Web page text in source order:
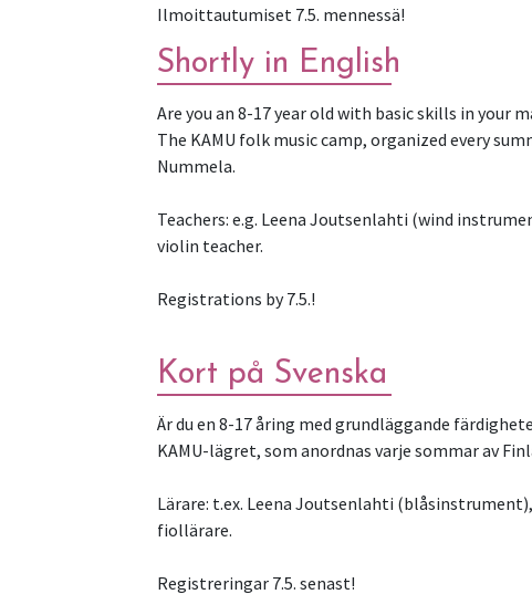
Ilmoittautumiset 7.5. mennessä!
Shortly in English
Are you an 8-17 year old with basic skills in your
The KAMU folk music camp, organized every
Nummela.
Teachers: e.g. Leena Joutsenlahti (wind
violin teacher.
Registrations by 7.5.!
Kort på Svenska
Är du en 8-17 åring med grundläggande
KAMU-lägret, som anordnas varje sommar av
Lärare: t.ex. Leena Joutsenlahti
fiollärare.
Registreringar 7.5. senast!